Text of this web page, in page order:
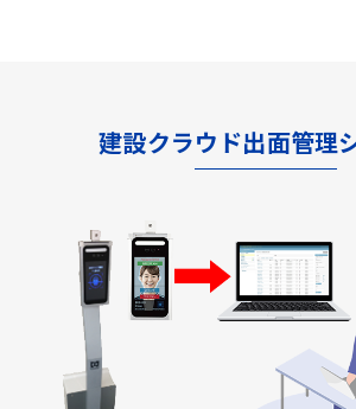
建設クラウド出面管理